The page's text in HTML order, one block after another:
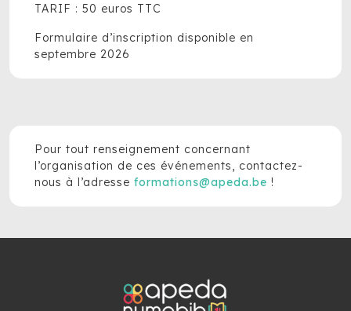
TARIF : 50 euros TTC
Formulaire d’inscription disponible en
septembre 2026
Pour tout renseignement concernant
l’organisation de ces événements, contactez-
nous à l’adresse formations@apeda.be !